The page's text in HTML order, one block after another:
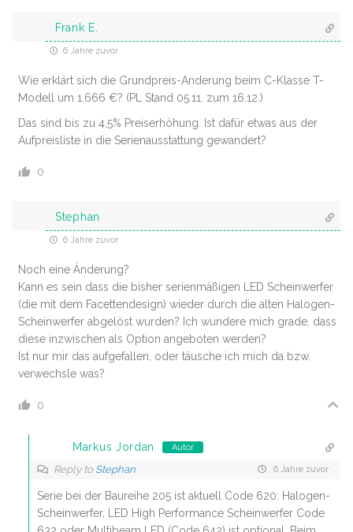
Frank E.
6 Jahre zuvor
Wie erklärt sich die Grundpreis-Anderung beim C-Klasse T-
Modell um 1.666 €? (PL Stand 05.11. zum 16.12.)
Das sind bis zu 4,5% Preiserhöhung. Ist dafür etwas aus der
Aufpreisliste in die Serienausstattung gewandert?
0
Stephan
6 Jahre zuvor
Noch eine Änderung?
Kann es sein dass die bisher serienmäßigen LED Scheinwerfer
(die mit dem Facettendesign) wieder durch die alten Halogen-
Scheinwerfer abgelöst wurden? Ich wundere mich grade, dass
diese inzwischen als Option angeboten werden?
Ist nur mir das aufgefallen, oder täusche ich mich da bzw.
verwechsle was?
0
Markus Jordan Autor
Reply to Stephan 6 Jahre zuvor
Serie bei der Baureihe 205 ist aktuell Code 620: Halogen-
Scheinwerfer, LED High Performance Scheinwerfer Code